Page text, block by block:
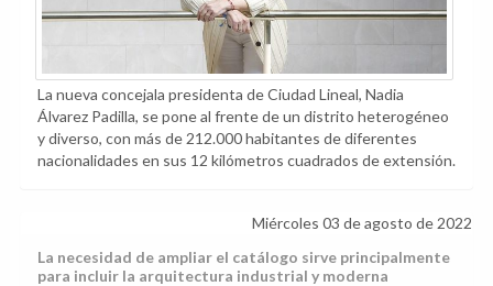
La nueva concejala presidenta de Ciudad Lineal, Nadia
Álvarez Padilla, se pone al frente de un distrito heterogéneo
y diverso, con más de 212.000 habitantes de diferentes
nacionalidades en sus 12 kilómetros cuadrados de extensión.
Miércoles 03 de agosto de 2022
La necesidad de ampliar el catálogo sirve principalmente
para incluir la arquitectura industrial y moderna